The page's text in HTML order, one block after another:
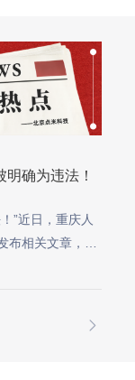
明确为违法！
”近日，重庆人
布相关文章，提